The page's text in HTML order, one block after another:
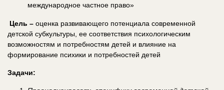
международное частное право»
Цель – оценка развивающего потенциала современной
детской субкультуры, ее соответствия психологическим
возможностям и потребностям детей и влияние на
формирование психики и потребностей детей
Задачи: